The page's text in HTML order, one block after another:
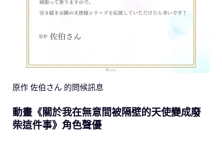
原作 佐伯さん 的問候訊息
動畫《關於我在無意間被隔壁的天使變成廢
柴這件事》角色聲優